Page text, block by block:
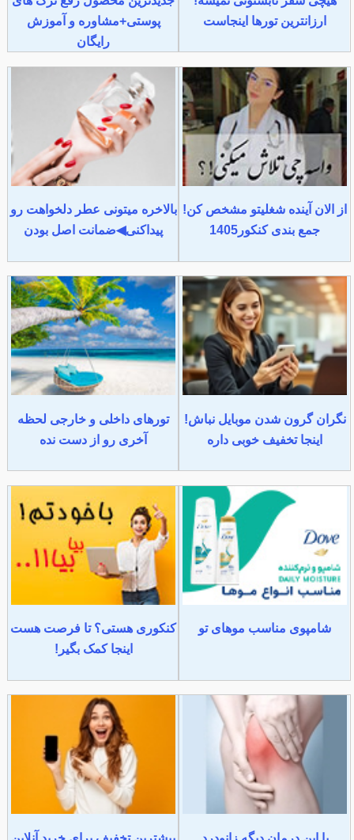
ارزانترین تورها اینجاست
پوستی+مشاوره و آموزش
رایگان
از الان آینده شغلیتو مشخص کن!
جمع بندی کنکور1405
بالاخره میتونی عطر دلخواهت رو
پیداکنی◀ضمانت اصل بودن
نگران گرون شدن موبایل نباش!
اینجا تخفیف خوبی داره
تورهای داخلی و خارجی لحظه
آخری رو از دست نده
شامپوی مناسب موهای تو
کنکوری هستی؟ تا فرصت هست
اینجا کمک بگیر!